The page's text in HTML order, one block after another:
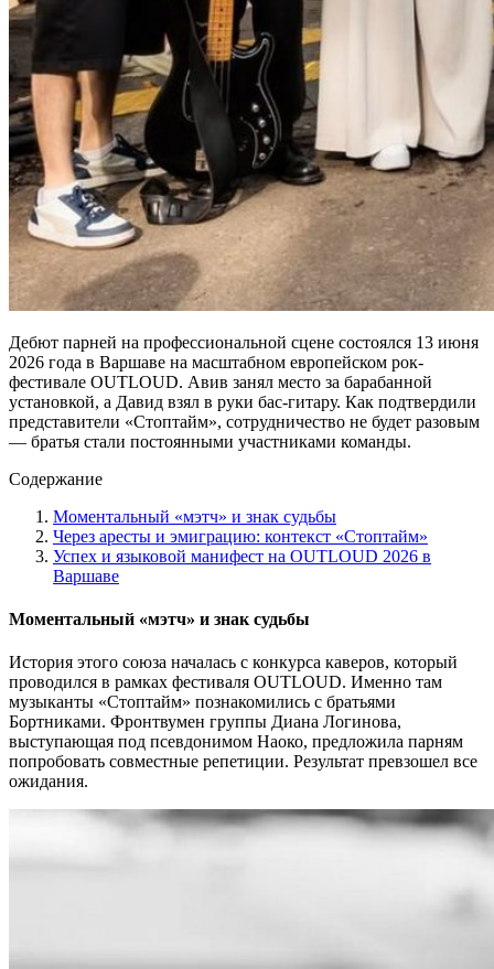
Дебют парней на профессиональной сцене состоялся 13 июня
2026 года в Варшаве на масштабном европейском рок-
фестивале OUTLOUD. Авив занял место за барабанной
установкой, а Давид взял в руки бас-гитару. Как подтвердили
представители «Стоптайм», сотрудничество не будет разовым
— братья стали постоянными участниками команды.
Содержание
Моментальный «мэтч» и знак судьбы
Через аресты и эмиграцию: контекст «Стоптайм»
Успех и языковой манифест на OUTLOUD 2026 в
Варшаве
Моментальный «мэтч» и знак судьбы
История этого союза началась с конкурса каверов, который
проводился в рамках фестиваля OUTLOUD. Именно там
музыканты «Стоптайм» познакомились с братьями
Бортниками. Фронтвумен группы Диана Логинова,
выступающая под псевдонимом Наоко, предложила парням
попробовать совместные репетиции. Результат превзошел все
ожидания.